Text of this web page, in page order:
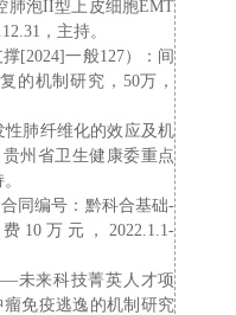
肺泡II型上皮细胞EMT
， 主持。
[2024]一般127）：间
的机制研究 ， 50万，
肺纤维化的效应及机
贵州省卫生健康委重点
合同编号：黔科合基础-
10万元，2022.1.1-
未来科技菁英人才项
瘤免疫逃逸的机制研究